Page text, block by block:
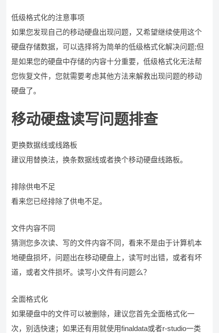
低级格式化的注意事项
如果您发现自己的移动硬盘出现问题，又希望继续使用这个
硬盘存储数据，可以选择将为简单的低级格式化解决问题;但
是如果您的硬盘中存储的内容十分重要，低级格式化无法帮
您恢复文件，您就需要考虑其他方法来解救出现问题的移动
硬盘了。
移动硬盘读写问题排查
更换数据线或线路板
建议用替换法，换条数据线或者换个移动硬盘线路板。
排除供电不足
看来您已经排除了供电不足。
文件内容不同
猜测您多次读、写的文件内容不同，看来不是由于计算机本
地硬盘损坏，问题出在移动硬盘上，读写时出错，或者有坏
道，或者文件损坏。读写小文件有问题么？
全面格式化
如果硬盘中的文件可以被删除，建议您首先全面格式化一
次，别选快速；如果还有用就使用finaldata或者r-studio一类